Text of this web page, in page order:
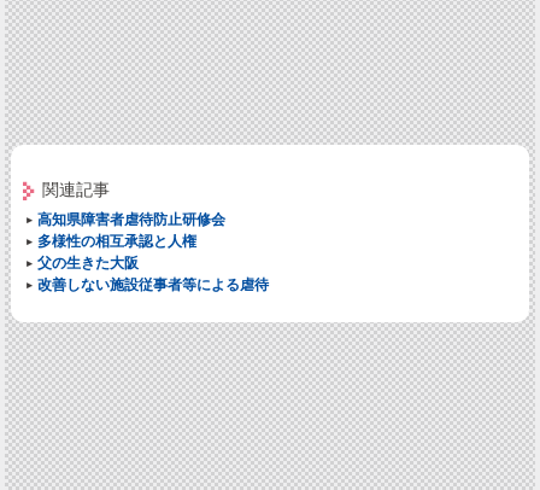
関連記事
高知県障害者虐待防止研修会
多様性の相互承認と人権
父の生きた大阪
改善しない施設従事者等による虐待